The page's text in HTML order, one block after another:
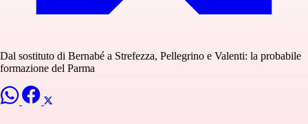
Dal sostituto di Bernabé a Strefezza, Pellegrino e Valenti: la probabile
formazione del Parma